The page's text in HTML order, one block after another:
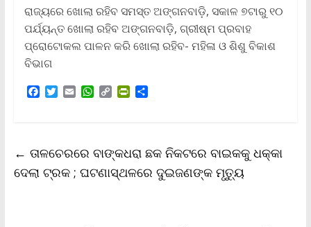
ରାଜ୍ୟରେ ଖୋଲା ରହିବ ସମସ୍ତ ଅଙ୍ଗନବାଡ଼ି, ସକାଳ ୭ଟାରୁ ୧୦
ପର୍ଯ୍ୟନ୍ତ ଖୋଲା ରହିବ ଅଙ୍ଗନବାଡ଼ି, ଗ୍ରୀଷ୍ମ ପ୍ରବାହ
ପ୍ରୋଟୋକଲ ପାଳନ କରି ଖୋଲା ରହିବ- ମହିଳା ଓ ଶିଶୁ ବିକାଶ
ବିଭାଗ
F
o
o
k
T
e
r
E
W
A
p
p
C
i
n
k
P
F
r
i
S
← ତାଳଚେରରେ ବାଙ୍କଧରା ଛକ ନିକଟରେ ବାଇକକୁ ଧକ୍କା
ଦେଲା ଟ୍ରକ ; ଘଟଣାସ୍ଥଳରେ ଦୁଇଜଣଙ୍କ ମୃତ୍ୟୁ